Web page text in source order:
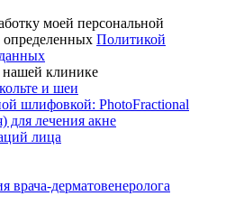
моей персональной
Политикой
клинике
и шеи
шлифовкой: PhotoFractional
для лечения акне
лица
врача-дерматовенеролога